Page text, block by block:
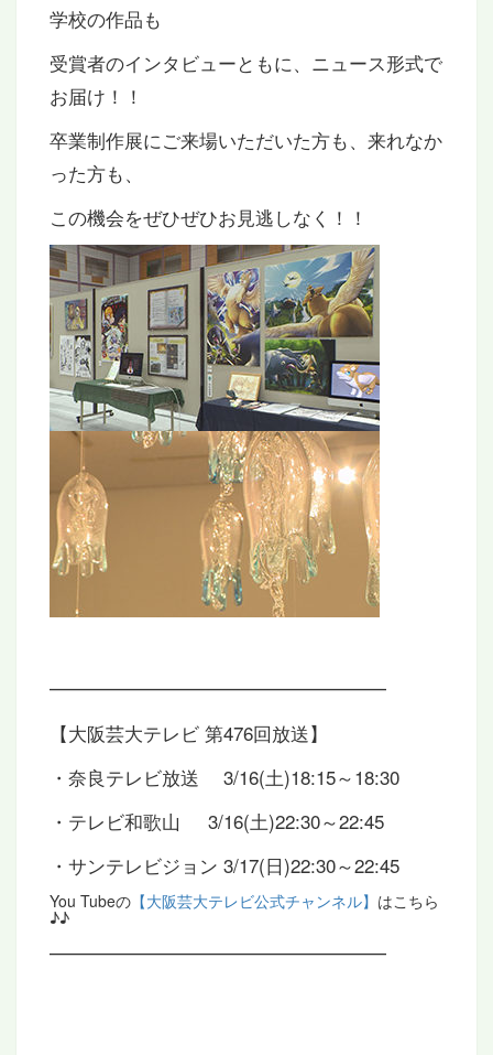
学校の作品も
受賞者のインタビューともに、ニュース形式で
お届け！！
卒業制作展にご来場いただいた方も、来れなか
った方も、
この機会をぜひぜひお見逃しなく！！
━━━━━━━━━━━━━━━━━━
【大阪芸大テレビ 第476回放送】
・奈良テレビ放送 3/16(土)18:15～18:30
・テレビ和歌山 3/16(土)22:30～22:45
・サンテレビジョン 3/17(日)22:30～22:45
You Tubeの 【大阪芸大テレビ公式チャンネル】 はこちら
♪♪
━━━━━━━━━━━━━━━━━━